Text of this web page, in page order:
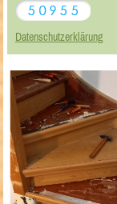
Datenschutzerklärung